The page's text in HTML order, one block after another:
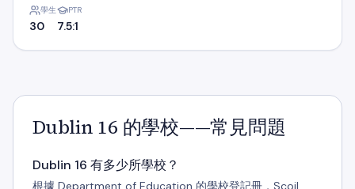
學生
30
PTR
7.5:1
Dublin 16 的學校——常見問題
Dublin 16 有多少所學校？
根據 Department of Education 的學校登記冊，Scoil